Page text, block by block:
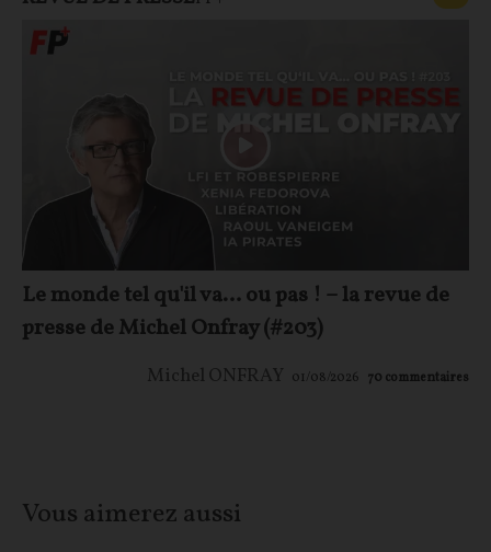
Le monde tel qu'il va… ou pas ! – la revue de
presse de Michel Onfray (#203)
Michel ONFRAY 01/08/2026 70 commentaires
Vous aimerez aussi